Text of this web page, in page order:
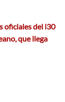
oficiales del i30
que llega